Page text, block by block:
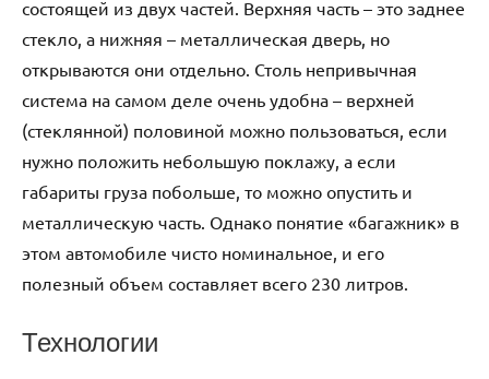
состоящей из двух частей. Верхняя часть – это заднее
стекло, а нижняя – металлическая дверь, но
открываются они отдельно. Столь непривычная
система на самом деле очень удобна – верхней
(стеклянной) половиной можно пользоваться, если
нужно положить небольшую поклажу, а если
габариты груза побольше, то можно опустить и
металлическую часть. Однако понятие «багажник» в
этом автомобиле чисто номинальное, и его
полезный объем составляет всего 230 литров.
Технологии